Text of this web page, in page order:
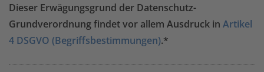
Dieser Erwägungsgrund der Datenschutz-
Grundverordnung findet vor allem Ausdruck in Artikel
4 DSGVO (Begriffsbestimmungen).*